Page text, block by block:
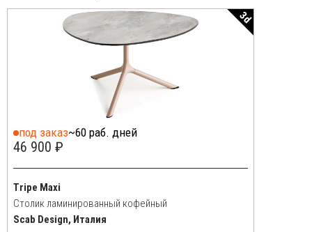
3d
под заказ~60 раб. дней
46 900 ₽
Tripe Maxi
Столик ламинированный кофейный
Scab Design, Италия